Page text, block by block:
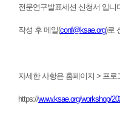
전문연구발표세션 신청서 입니
작성 후 메일(conf@ksae.org)로
자세한 사항은 홈페이지 > 프
https://www.ksae.org/workshop/